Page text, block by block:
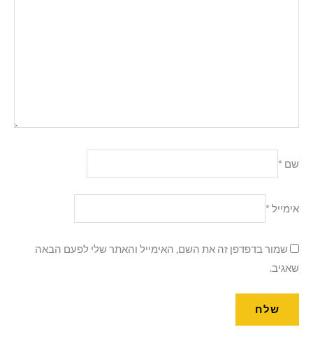
שם *
אימייל *
שמור בדפדפן זה את השם, האימייל והאתר שלי לפעם הבאה
שאגיב.